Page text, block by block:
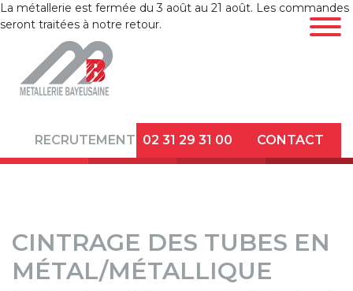
La métallerie est fermée du 3 août au 21 août. Les commandes
seront traitées à notre retour.
RECRUTEMENT 02 31 29 31 00 CONTACT
CINTRAGE DE
DÉFORMATION
D’EXTRÉMITÉS
CINTRAGE DES TUBES EN
MÉTAL/MÉTALLIQUE